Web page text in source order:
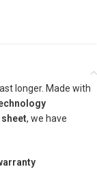
longer. Made with
, we have